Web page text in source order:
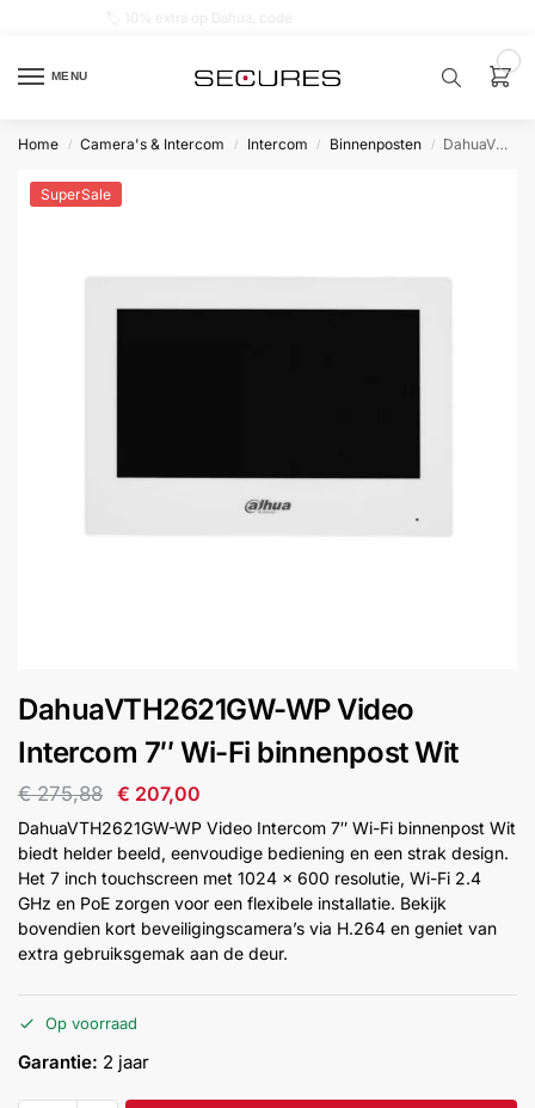
MENU
product…
installatie
&
Intercom
Branddetectie
Inbraakbeveiliging
Merken
Outlet SALE
Home / Camera's & Intercom / Intercom / Binnenposten / DahuaVTH2621GW-WP Video Intercom 7″ Wi-Fi binnenpost Wit
SuperSale
DahuaVTH2621GW-WP Video
Intercom 7″ Wi-Fi binnenpost Wit
€275,88 € 207,00
DahuaVTH2621GW-WP Video Intercom 7″ Wi-Fi binnenpost Wit
biedt helder beeld, eenvoudige bediening en een strak design.
Het 7 inch touchscreen met 1024 x 600 resolutie, Wi-Fi 2.4
GHz en PoE zorgen voor een flexibele installatie. Bekijk
bovendien kort beveiligingscamera’s via H.264 en geniet van
extra gebruiksgemak aan de deur.
Op voorraad
Garantie: 2 jaar